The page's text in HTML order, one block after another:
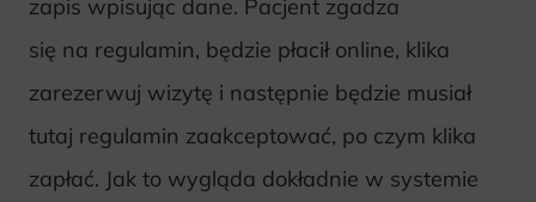
zapis wpisując dane. Pacjent zgadza
się na regulamin, będzie płacił online, klika
zarezerwuj wizytę i następnie będzie musiał
tutaj regulamin zaakceptować, po czym klika
zapłać. Jak to wygląda dokładnie w systemie